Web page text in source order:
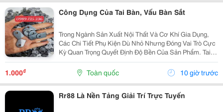
Công Dụng Của Tai Bàn, Vấu Bàn Sắt
Trong Ngành Sản Xuất Nội Thất Và Cơ Khí Gia Dụng,
Các Chi Tiết Phụ Kiện Dù Nhỏ Nhưng Đóng Vai Trò Cực
Kỳ Quan Trọng Quyết Định Độ Bền Của Sản Phẩm. Tai
Bàn Sắt (Hay Còn Gọi Là Tai Sắt Cho Bàn Ghế, Vấu Bàn
Sắt, Tai Khóa, Tai Khóa Sắt ) Chính Là Một...
1.000₫ Toàn quốc 10 giờ trước
Rr88 Là Nền Tảng Giải Trí Trực Tuyến